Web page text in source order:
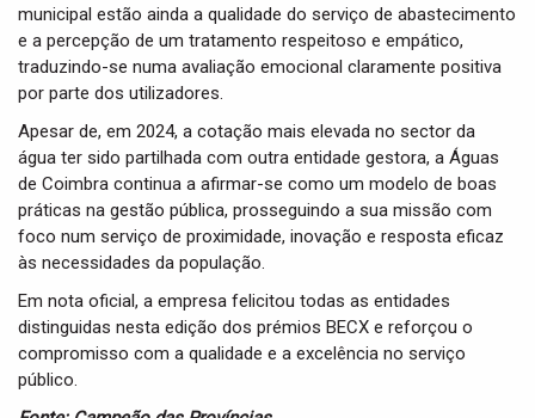
municipal estão ainda a qualidade do serviço de abastecimento
e a percepção de um tratamento respeitoso e empático,
traduzindo-se numa avaliação emocional claramente positiva
por parte dos utilizadores.
Apesar de, em 2024, a cotação mais elevada no sector da
água ter sido partilhada com outra entidade gestora, a Águas
de Coimbra continua a afirmar-se como um modelo de boas
práticas na gestão pública, prosseguindo a sua missão com
foco num serviço de proximidade, inovação e resposta eficaz
às necessidades da população.
Em nota oficial, a empresa felicitou todas as entidades
distinguidas nesta edição dos prémios BECX e reforçou o
compromisso com a qualidade e a excelência no serviço
público.